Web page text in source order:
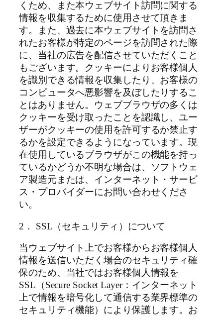
くため、また本ウェブサイト訪問に関する
情報を収集するために使用させて頂きま
す。また、過去に本ウェブサイトを訪問さ
れたお客様が特定のページを訪問された際
に、当社の広告を配信させていただくこと
もございます。クッキーによりお客様個人
を識別できる情報を収集したり、お客様の
コンピュータへ悪影響を及ぼしたりするこ
とはありません。ウェブブラウザの多くは
クッキーを受け取ったことを認識し、ユー
ザーがクッキーの使用を許可するか禁止す
るかを設定できるようになっています。現
在使用しているブラウザがこの機能を持っ
ているかどうか不明な場合は、ソフトウェ
ア製造元または、インターネット・サービ
ス・プロバイダーにお問い合わせくださ
い。
2． SSL（セキュリティ）について
当ウェブサイト上でお客様からお客様個人
情報を送信いただく場合のセキュリティ確
保のため、当社ではお客様個人情報を
SSL（Secure Socket Layer：インターネット
上で情報を暗号化して通信する業界標準の
セキュリティ機能）により保護します。お